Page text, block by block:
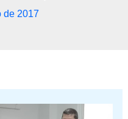
de 2017